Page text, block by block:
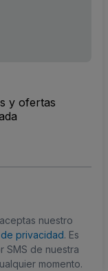
y ofertas
nuestro
privacidad. Es
SMS de nuestra
momento.